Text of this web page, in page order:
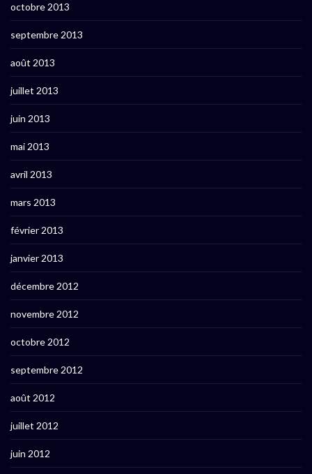
octobre 2013
septembre 2013
août 2013
juillet 2013
juin 2013
mai 2013
avril 2013
mars 2013
février 2013
janvier 2013
décembre 2012
novembre 2012
octobre 2012
septembre 2012
août 2012
juillet 2012
juin 2012